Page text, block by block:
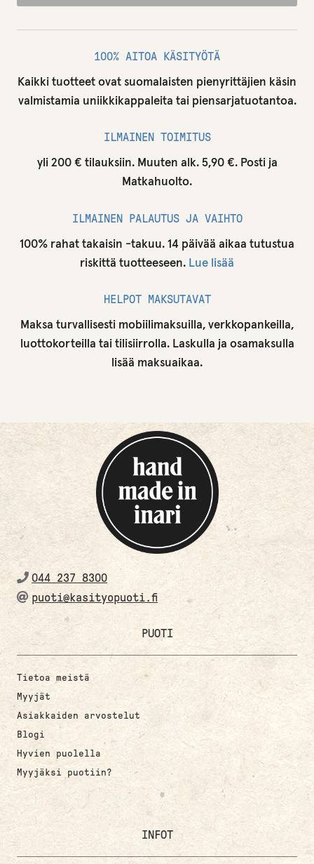
100% AITOA KÄSITYÖTÄ
Kaikki tuotteet ovat suomalaisten pienyrittäjien käsin
valmistamia uniikkikappaleita tai piensarjatuotantoa.
ILMAINEN TOIMITUS
yli 200 € tilauksiin. Muuten alk. 5,90 €. Posti ja
Matkahuolto.
ILMAINEN PALAUTUS JA VAIHTO
100% rahat takaisin -takuu. 14 päivää aikaa tutustua
riskittä tuotteeseen. Lue lisää
HELPOT MAKSUTAVAT
Maksa turvallisesti mobiilimaksuilla, verkkopankeilla,
luottokorteilla tai tilisiirrolla. Laskulla ja osamaksulla
lisää maksuaikaa.
044 237 8300
puoti@kasityopuoti.fi
PUOTI
Tietoa meistä
Myyjät
Asiakkaiden arvostelut
Blogi
Hyvien puolella
Myyjäksi puotiin?
INFOT